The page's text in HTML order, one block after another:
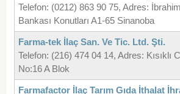
Telefon: (0212) 863 90 75, Adres:
Bankası Konutları A1-65 Sinanoba
Farma-tek İlaç San. Ve Tic. Ltd. Şti.
Telefon: (216) 474 04 14, Adres: Kısıklı
No:16 A Blok
Farmafactor İlaç Tarım Gıda İthalat